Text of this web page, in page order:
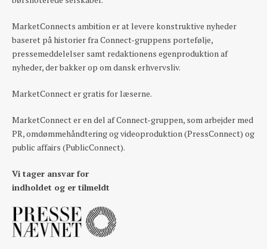
MarketConnects ambition er at levere konstruktive nyheder
baseret på historier fra Connect-gruppens portefølje,
pressemeddelelser samt redaktionens egenproduktion af
nyheder, der bakker op om dansk erhvervsliv.
MarketConnect er gratis for læserne.
MarketConnect er en del af Connect-gruppen, som arbejder med
PR, omdømmehåndtering og videoproduktion (PressConnect) og
public affairs (PublicConnect).
Vi tager ansvar for
indholdet og er tilmeldt